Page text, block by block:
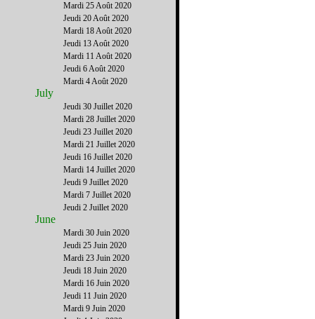
Mardi 25 Août 2020
Jeudi 20 Août 2020
Mardi 18 Août 2020
Jeudi 13 Août 2020
Mardi 11 Août 2020
Jeudi 6 Août 2020
Mardi 4 Août 2020
July
Jeudi 30 Juillet 2020
Mardi 28 Juillet 2020
Jeudi 23 Juillet 2020
Mardi 21 Juillet 2020
Jeudi 16 Juillet 2020
Mardi 14 Juillet 2020
Jeudi 9 Juillet 2020
Mardi 7 Juillet 2020
Jeudi 2 Juillet 2020
June
Mardi 30 Juin 2020
Jeudi 25 Juin 2020
Mardi 23 Juin 2020
Jeudi 18 Juin 2020
Mardi 16 Juin 2020
Jeudi 11 Juin 2020
Mardi 9 Juin 2020